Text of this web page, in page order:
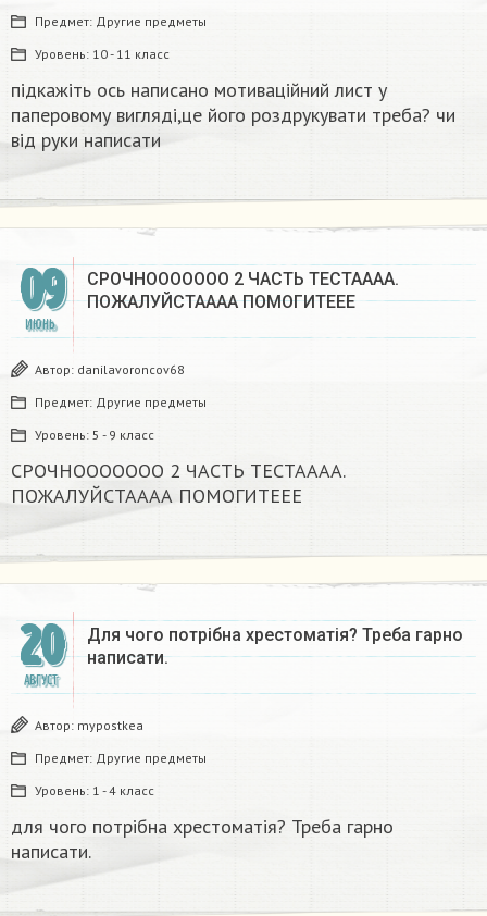
Предмет: Другие предметы
Уровень: 10 - 11 класс
підкажіть ось написано мотиваційний лист у
паперовому вигляді,це його роздрукувати треба? чи
від руки написати ​
09
ИЮНЬ
СРОЧНООООООО 2 ЧАСТЬ ТЕСТАААА.
ПОЖАЛУЙСТАААА ПОМОГИТЕЕЕ ​
Автор: danilavoroncov68
Предмет: Другие предметы
Уровень: 5 - 9 класс
СРОЧНООООООО 2 ЧАСТЬ ТЕСТАААА.
ПОЖАЛУЙСТАААА ПОМОГИТЕЕЕ ​
20
АВГУСТ
Для чого потрібна хрестоматія? Треба гарно
написати.​
Автор: mypostkea
Предмет: Другие предметы
Уровень: 1 - 4 класс
для чого потрібна хрестоматія? Треба гарно
написати.​